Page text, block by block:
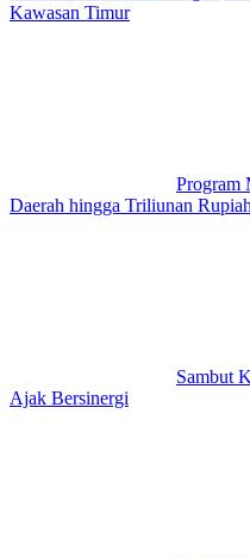
Kawasan Timur
Program
Daerah hingga Triliunan Rupiah
Sambut
Ajak Bersinergi